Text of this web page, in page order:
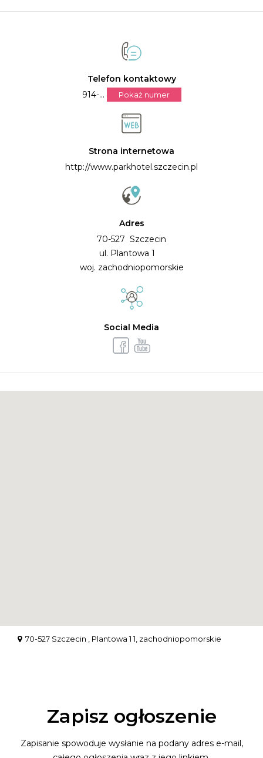
Telefon kontaktowy
914-...
Pokaż numer
Strona internetowa
http://www.parkhotel.szczecin.pl
Adres
70-527 Szczecin
ul. Plantowa 1
woj. zachodniopomorskie
Social Media
70-527 Szczecin , Plantowa 1 1, zachodniopomorskie
Zapisz ogłoszenie
Zapisanie spowoduje wysłanie na podany adres e-mail,